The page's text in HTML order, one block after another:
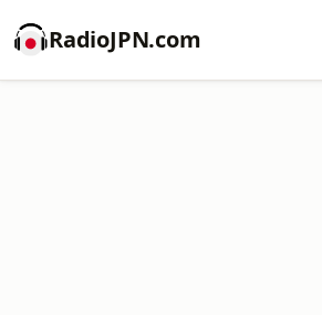
RadioJPN.com